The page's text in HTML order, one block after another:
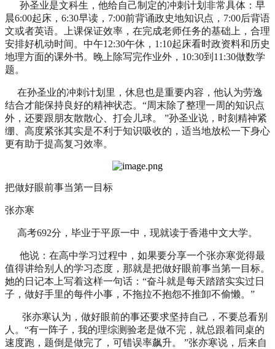
孙圣业是文科生，他给自己制定的冲刺计划非常具体：早
晨6:00起床，6:30早读，7:00前背诵政史地知识点，7:00后背语
文或者英语。上课保证效率，在完成老师任务的基础上，合理
安排好机动时间。中午12:30午休，1:10起床看时政资料和历史
地理方面的课外书。晚上除写完作业外，10:30到11:30做数学
题。
在孙圣业的冲刺计划里，休息也是重要内容，他认为劳逸
结合才能保持良好的精神状态。“周末除了整理一周的知识点
外，还要跟朋友散散心、打会儿球。 ”孙圣业说，时刻精神紧
绷、高度紧张其实是不利于知识吸收的，适当地放松一下身心
更有助于提高复习效率。
把做好眼前事当第一目标
张亦寒
高考692分，毕业于平原一中，现就读于香港中文大学。
他说： 在高中学习过程中，如果要分享一个张亦寒觉得最
值得讲给别人的学习态度，那就是把做好眼前事当第一目标。
她的日记本上写着这样一句话：“奋斗就是每天踏踏实实过日
子，做好手里的每件小事，不拖拉不抱怨不推卸不偷懒。”
张亦寒认为，做好眼前的事还要求坚持自己，不要总看别
人。“有一阵子，我的理综测验老是做不完，就总跟着同桌的
速度跑，题倒是做完了，可错误率飙升。 ”张亦寒说，后来自